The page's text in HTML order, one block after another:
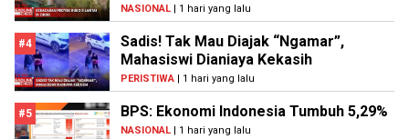
NASIONAL | 1 hari yang lalu
#4
Sadis! Tak Mau Diajak “Ngamar”,
Mahasiswi Dianiaya Kekasih
PERISTIWA | 1 hari yang lalu
#5 BPS: Ekonomi Indonesia Tumbuh 5,29%
NASIONAL | 1 hari yang lalu